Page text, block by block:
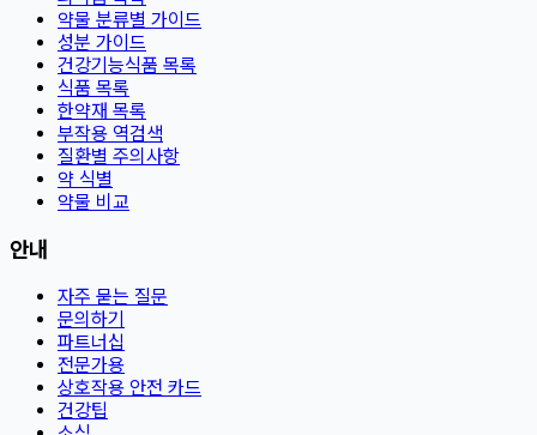
약물 분류별 가이드
성분 가이드
건강기능식품 목록
식품 목록
한약재 목록
부작용 역검색
질환별 주의사항
약 식별
약물 비교
안내
자주 묻는 질문
문의하기
파트너십
전문가용
상호작용 안전 카드
건강팁